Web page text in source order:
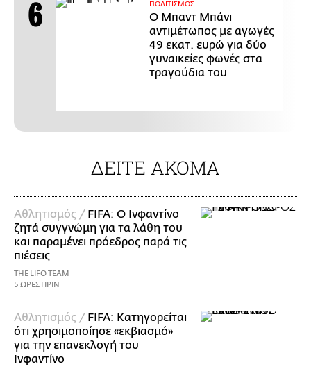
ΠΟΛΙΤΙΣΜΟΣ
Ο Μπαντ Μπάνι
αντιμέτωπος με αγωγές
49 εκατ. ευρώ για δύο
γυναικείες φωνές στα
τραγούδια του
ΔΕΙΤΕ ΑΚΟΜΑ
Αθλητισμός / FIFA: Ο Ινφαντίνο
ζητά συγγνώμη για τα λάθη του
και παραμένει πρόεδρος παρά τις
πιέσεις
THE LIFO TEAM
5 ΩΡΕΣ ΠΡΙΝ
Αθλητισμός / FIFA: Κατηγορείται
ότι χρησιμοποίησε «εκβιασμό»
για την επανεκλογή του
Ινφαντίνο